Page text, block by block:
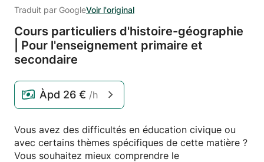
Traduit par GoogleVoir l'original
Cours particuliers d'histoire-géographie
| Pour l'enseignement primaire et
secondaire
Àpd 26 € /h
Vous avez des difficultés en éducation civique ou
avec certains thèmes spécifiques de cette matière ?
Vous souhaitez mieux comprendre le